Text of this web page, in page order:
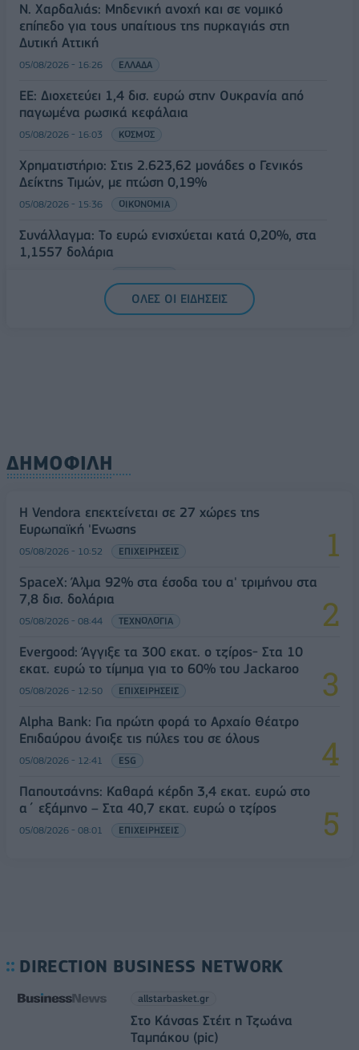
Ν. Χαρδαλιάς: Μηδενική ανοχή και σε νομικό
επίπεδο για τους υπαίτιους της πυρκαγιάς στη
Δυτική Αττική
05/08/2026 - 16:26 ΕΛΛΑΔΑ
ΕΕ: Διοχετεύει 1,4 δισ. ευρώ στην Ουκρανία από
παγωμένα ρωσικά κεφάλαια
05/08/2026 - 16:03 ΚΟΣΜΟΣ
Χρηματιστήριο: Στις 2.623,62 μονάδες ο Γενικός
Δείκτης Τιμών, με πτώση 0,19%
05/08/2026 - 15:36 ΟΙΚΟΝΟΜΙΑ
Συνάλλαγμα: Το ευρώ ενισχύεται κατά 0,20%, στα
1,1557 δολάρια
ΟΛΕΣ ΟΙ ΕΙΔΗΣΕΙΣ
ΔΗΜΟΦΙΛΗ
Η Vendora επεκτείνεται σε 27 χώρες της
Ευρωπαϊκή 'Ενωσης
05/08/2026 - 10:52 ΕΠΙΧΕΙΡΗΣΕΙΣ
SpaceX: Άλμα 92% στα έσοδα του α' τριμήνου στα
7,8 δισ. δολάρια
05/08/2026 - 08:44 ΤΕΧΝΟΛΟΓΙΑ
Evergood: Άγγιξε τα 300 εκατ. ο τζίρος- Στα 10
εκατ. ευρώ το τίμημα για το 60% του Jackaroo
05/08/2026 - 12:50 ΕΠΙΧΕΙΡΗΣΕΙΣ
Alpha Bank: Για πρώτη φορά το Αρχαίο Θέατρο
Επιδαύρου άνοιξε τις πύλες του σε όλους
05/08/2026 - 12:41 ESG
Παπουτσάνης: Καθαρά κέρδη 3,4 εκατ. ευρώ στο
α΄ εξάμηνο – Στα 40,7 εκατ. ευρώ ο τζίρος
05/08/2026 - 08:01 ΕΠΙΧΕΙΡΗΣΕΙΣ
DIRECTION BUSINESS NETWORK
allstarbasket.gr
Στο Κάνσας Στέιτ η Τζωάνα
Ταμπάκου (pic)